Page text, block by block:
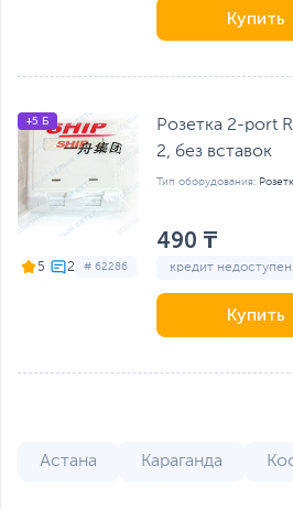
Купить
5 # 62286
+5 Б
Розетка 2-port
2, без вставок
Тип оборудования:
490 ₸
кредит недоступен
Купить
Астана Караганда